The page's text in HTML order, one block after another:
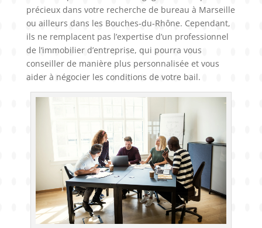
précieux dans votre recherche de bureau à Marseille
ou ailleurs dans les Bouches-du-Rhône. Cependant,
ils ne remplacent pas l’expertise d’un professionnel
de l’immobilier d’entreprise, qui pourra vous
conseiller de manière plus personnalisée et vous
aider à négocier les conditions de votre bail.